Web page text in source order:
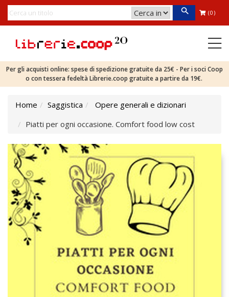
(0)
Per gli acquisti online: spese di spedizione gratuite da 25€ - Per i soci Coop
o con tessera fedeltà Librerie.coop gratuite a partire da 19€.
Home Saggistica
Opere generali e dizionari
Piatti per ogni occasione. Comfort food low cost